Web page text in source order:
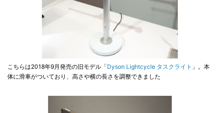
こちらは2018年9月発売の旧モデル「Dyson Lightcycle タスクライト 」。本
体に滑車がついており、高さや横の長さを調整できました